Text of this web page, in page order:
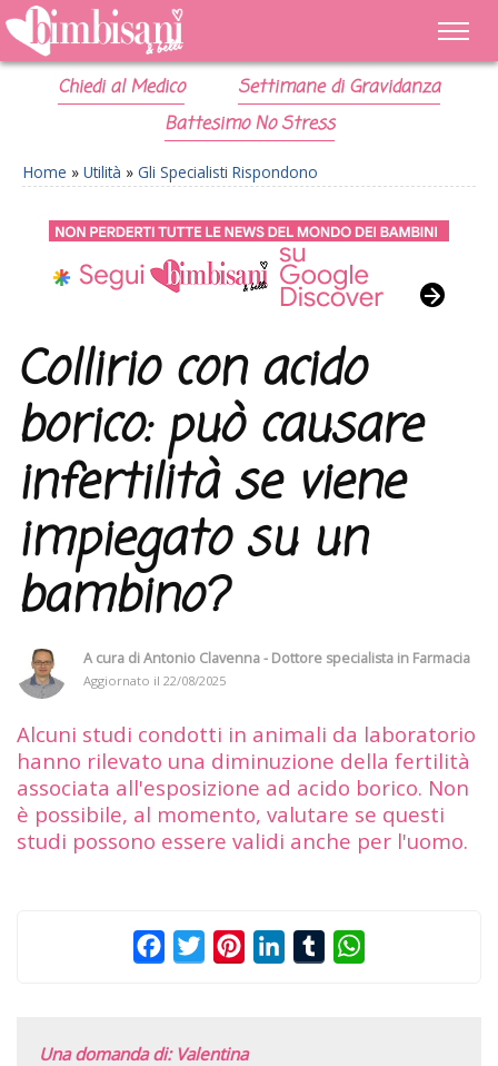
Chiedi al Medico
Settimane di Gravidanza
Battesimo No Stress
Home » Utilità » Gli Specialisti Rispondono
Collirio con acido
borico: può causare
infertilità se viene
impiegato su un
bambino?
A cura diAntonio Clavenna - Dottore specialista in Farmacia
Aggiornato il 22/08/2025
Alcuni studi condotti in animali da laboratorio
hanno rilevato una diminuzione della fertilità
associata all'esposizione ad acido borico. Non
è possibile, al momento, valutare se questi
studi possono essere validi anche per l'uomo.
FacebookTwitterPinterestLinkedInTumblr
Una domanda di: Valentina